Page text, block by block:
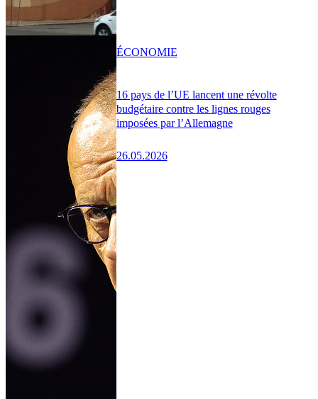
16 pays de l’UE lancent une révolte
budgétaire contre les lignes rouges
imposées par l’Allemagne
26.05.2026
ÉCONOMIE